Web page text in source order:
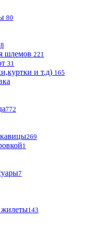
80
шлемов 221
31
и т.д) 165
772
269
1
7
жилеты143